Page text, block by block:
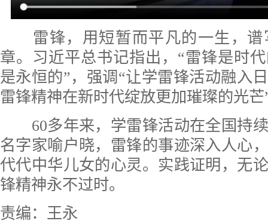
雷锋，用短暂而平凡的一生，谱
章。习近平总书记指出，“雷锋是时
是永恒的”，强调“让学雷锋活动融入
雷锋精神在新时代绽放更加璀璨的光芒
60多年来，学雷锋活动在全国持续
名字家喻户晓，雷锋的事迹深入人心
代代中华儿女的心灵。实践证明，无
锋精神永不过时。
责编：王永